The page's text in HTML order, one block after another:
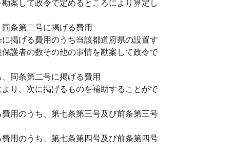
条第二号に掲げる費用
掲げる費用のうち当該都道府県の設置す
護者の数その他の事情を勘案して政令で
同条第二号に掲げる費用
り、次に掲げるものを補助することがで
用のうち、第七条第三号及び前条第三号
用のうち、第七条第四号及び前条第四号